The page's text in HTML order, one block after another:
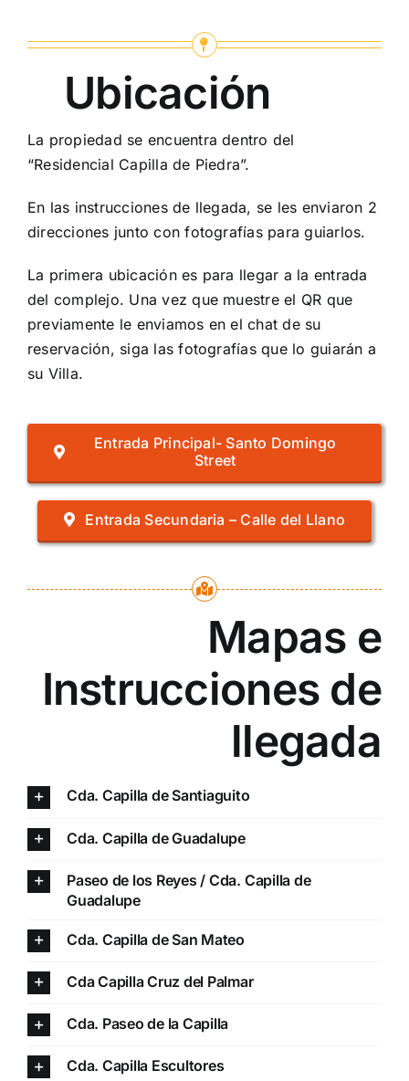
Ubicación
La propiedad se encuentra dentro del
“Residencial Capilla de Piedra”.
En las instrucciones de llegada, se les enviaron 2
direcciones junto con fotografías para guiarlos.
La primera ubicación es para llegar a la entrada
del complejo. Una vez que muestre el QR que
previamente le enviamos en el chat de su
reservación, siga las fotografías que lo guiarán a
su Villa.
Entrada Principal- Santo Domingo
Street
Entrada Secundaria – Calle del Llano
Mapas e
Instrucciones de
llegada
Cda. Capilla de Santiaguito
Cda. Capilla de Guadalupe
Paseo de los Reyes / Cda. Capilla de
Guadalupe
Cda. Capilla de San Mateo
Cda Capilla Cruz del Palmar
Cda. Paseo de la Capilla
Cda. Capilla Escultores